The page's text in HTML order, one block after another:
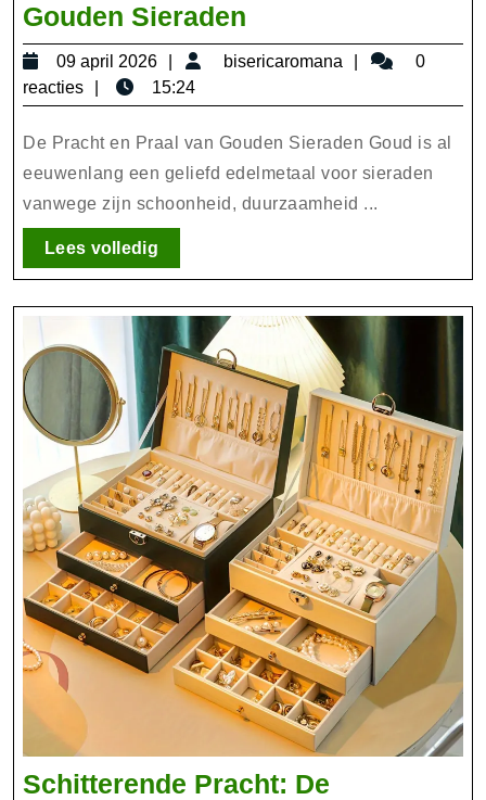
Gouden Sieraden
in
De
Magie
van
Gouden
09 april 2026
09
april
2026
bisericaromana bisericaromana
0
reacties
15:24
De Pracht en Praal van Gouden Sieraden Goud is al
eeuwenlang een geliefd edelmetaal voor sieraden
vanwege zijn schoonheid, duurzaamheid ...
Lees volledigLees
volledig
Schitterende Pracht: De